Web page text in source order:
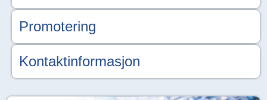
Promotering
Kontaktinformasjon